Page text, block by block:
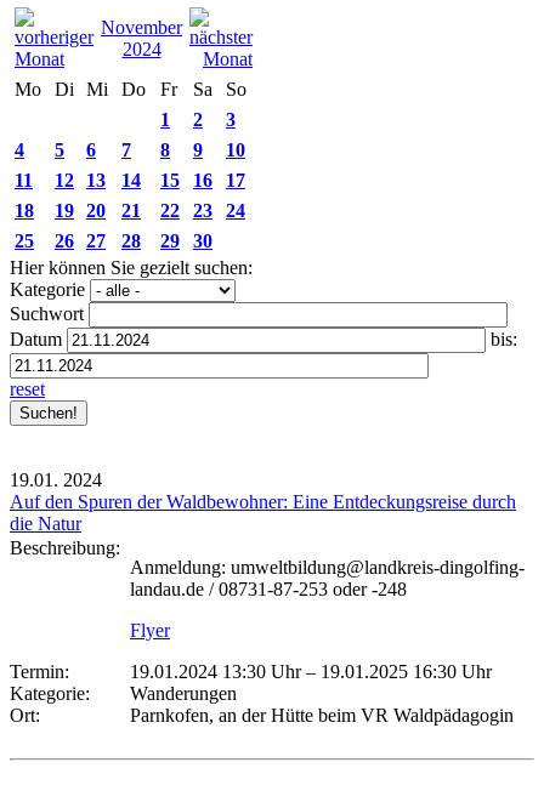
November
2024
Mo
Di Mi Do Fr Sa
So
1
2
3
4
5 6 7 8 9
10
11
12 13 14 15 16
17
18
19 20 21 22 23
24
25
26 27 28 29
30
Hier können Sie gezielt suchen:
Kategorie
Suchwort
Datum
bis:
reset
19.01. 2024
Auf den Spuren der Waldbewohner: Eine Entdeckungsreise durch
die Natur
Beschreibung:
Anmeldung: umweltbildung@landkreis-dingolfing-
landau.de / 08731-87-253 oder -248
Flyer
Termin:
19.01.2024 13:30 Uhr– 19.01.2025 16:30 Uhr
Kategorie:
Wanderungen
Ort:
Parnkofen, an der Hütte beim VR Waldpädagogin